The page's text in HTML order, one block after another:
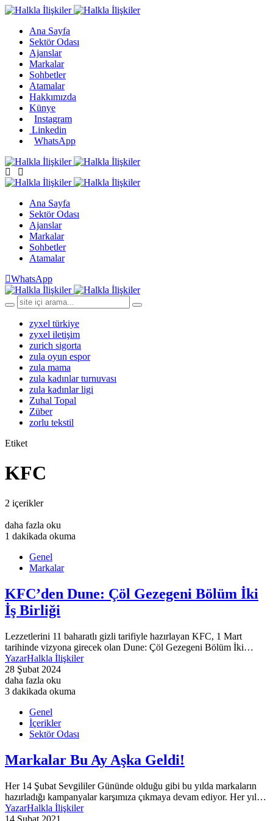
Ana Sayfa
Sektör Odası
Ajanslar
Markalar
Sohbetler
Atamalar
Hakkımızda
Künye
Instagram
Linkedin
WhatsApp
Ana Sayfa
Sektör Odası
Ajanslar
Markalar
Sohbetler
Atamalar
WhatsApp
zyxel türkiye
zyxel iletişim
zurich sigorta
zula oyun espor
zula mama
zula kadınlar turnuvası
zula kadınlar ligi
Zuhal Topal
Züber
zorlu tekstil
Etiket
KFC
2 içerikler
daha fazla oku
1 dakikada okuma
Genel
Markalar
KFC’den Dune: Çöl Gezegeni Bölüm İki
İş Birliği
Lezzetlerini 11 baharatlı gizli tarifiyle hazırlayan KFC, 1 Mart
tarihinde vizyona girecek olan Dune: Çöl Gezegeni Bölüm İki…
YazarHalkla İlişkiler
28 Şubat 2024
daha fazla oku
3 dakikada okuma
Genel
İçerikler
Sektör Odası
Markalar Bu Ay Aşka Geldi!
Her 14 Şubat Sevgililer Gününde olduğu gibi bu yılda markaların
hazırladığı kampanyalar karşımıza çıkmaya devam ediyor. Her yıl…
YazarHalkla İlişkiler
14 Şubat 2021